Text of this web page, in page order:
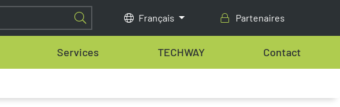
Français Partenaires
Services TECHWAY Contact